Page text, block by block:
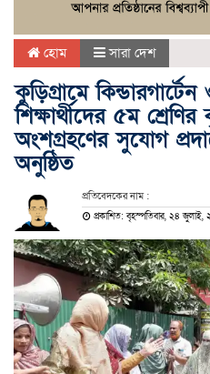
হোম সারা দেশ
কুড়িগ্রামে
শিক্ষার্থীদের ৫ম শ্রেণির
অংশগ্রহণের সুযোগ
অনুষ্ঠিত
প্রতিবেদকের নাম :
প্রকাশিত: বৃহস্পতিবার, ২৪ জুলাই,